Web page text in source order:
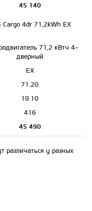
45 140
Cargo 4dr 71,2kWh EX
71,2 кВтч 4-
дверный
EX
71.20
19.10
416
45 490
различаться у разных